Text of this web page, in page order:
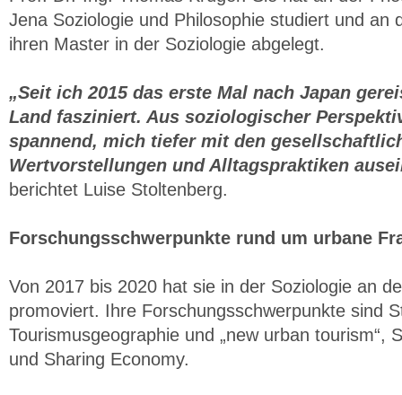
Jena Soziologie und Philosophie studiert und an
ihren Master in der Soziologie abgelegt.
„Seit ich 2015 das erste Mal nach Japan
Land fasziniert. Aus soziologischer
spannend, mich tiefer mit den
Wertvorstellungen und Alltagspraktiken
berichtet Luise Stoltenberg.
Forschungsschwerpunkte rund um urbane
Von 2017 bis 2020 hat sie in der Soziologie an
promoviert. Ihre Forschungsschwerpunkte sind
Tourismusgeographie und „new urban tourism“,
und Sharing Economy.